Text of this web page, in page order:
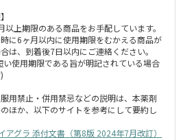
以上期限のある商品をお手配しています。
に6ヶ月以内に使用期限をむかえる商品が
は、到着後7日以内にご連絡ください。
い使用期限である旨が明記されている場合
用禁止・併用禁忌などの説明は、本薬剤
ほか、以下のサイトを参考にして要約し
アグラ 添付文書（第8版 2024年7月改訂）